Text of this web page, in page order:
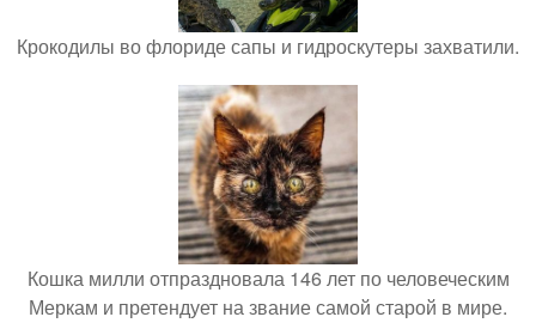
Крокодилы во флориде сапы и гидроскутеры захватили.
Кошка милли отпраздновала 146 лет по человеческим
Меркам и претендует на звание самой старой в мире.